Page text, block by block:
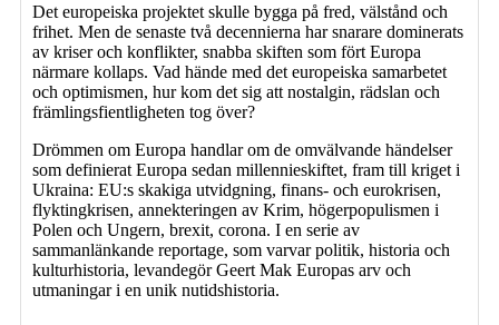
Det europeiska projektet skulle bygga på fred, välstånd och
frihet. Men de senaste två decennierna har snarare dominerats
av kriser och konflikter, snabba skiften som fört Europa
närmare kollaps. Vad hände med det europeiska samarbetet
och optimismen, hur kom det sig att nostalgin, rädslan och
främlingsfientligheten tog över?
Drömmen om Europa handlar om de omvälvande händelser
som definierat Europa sedan millennieskiftet, fram till kriget i
Ukraina: EU:s skakiga utvidgning, finans- och eurokrisen,
flyktingkrisen, annekteringen av Krim, högerpopulismen i
Polen och Ungern, brexit, corona. I en serie av
sammanlänkande reportage, som varvar politik, historia och
kulturhistoria, levandegör Geert Mak Europas arv och
utmaningar i en unik nutidshistoria.